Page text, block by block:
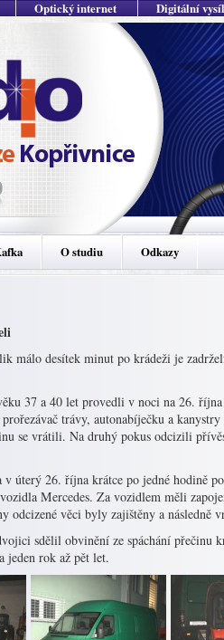
Optický internet Digitální
O studiu Odkazy
málo desítek minut po krádeži je
37 a 40 let provedli v noci na 26.
trávy, autonabíječku a
se vrátili. Na druhý pokus odcizili
v úterý 26. října krátce po jedné hodině
Mercedes. Za vozidlem měli
odcizené věci byly zajištěny a následně
sdělil obvinění ze spáchání přečinu
jeden rok až pět let.